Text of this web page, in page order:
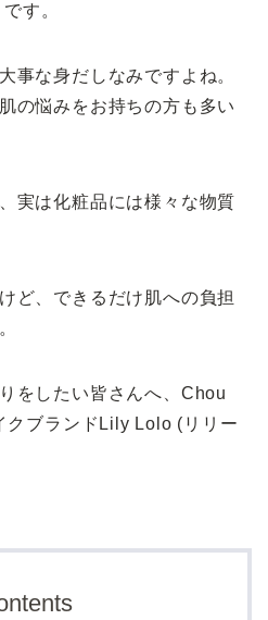
す。
事な身だしなみですよね。
の悩みをお持ちの方も多い
実は化粧品には様々な物質
ど、できるだけ肌への負担
をしたい皆さんへ、Chou
クブランドLily Lolo (リリー